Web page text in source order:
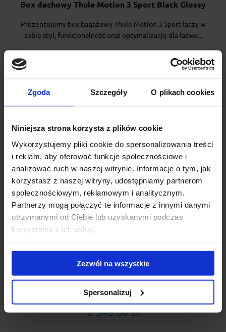
Zgoda Szczegóły O plikach cookies
Niniejsza strona korzysta z plików cookie
Wykorzystujemy pliki cookie do spersonalizowania treści
i reklam, aby oferować funkcje społecznościowe i
analizować ruch w naszej witrynie. Informacje o tym, jak
korzystasz z naszej witryny, udostępniamy partnerom
społecznościowym, reklamowym i analitycznym.
Partnerzy mogą połączyć te informacje z innymi danymi
otrzymanymi od Ciebie lub uzyskanymi podczas
korzystania z ich usług.
Zezwól na wszystkie
Spersonalizuj
Box dachowy Thule Motion 3 Sport Black Glossy
Prezentujemy box bagażowy Thule Motion 3 Sport łączy w
sobie styl, funkcjonalność oraz optymalizację dla łatwo...
połysk
Boks dachowy CRUZ Paddock elite to nie tylko kolejny
dodatek do Twojego pojazdu – to przemyślana inwestycja
w...
2 549.00 zł